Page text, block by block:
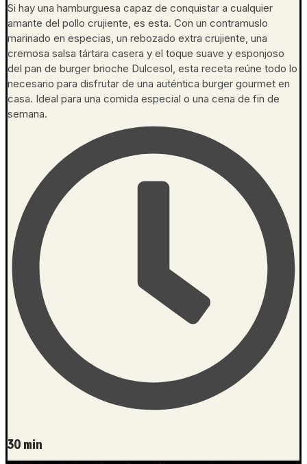
Si hay una hamburguesa capaz de conquistar a cualquier
amante del pollo crujiente, es esta. Con un contramuslo
marinado en especias, un rebozado extra crujiente, una
cremosa salsa tártara casera y el toque suave y esponjoso
del pan de burger brioche Dulcesol, esta receta reúne todo lo
necesario para disfrutar de una auténtica burger gourmet en
casa. Ideal para una comida especial o una cena de fin de
semana.
30 min